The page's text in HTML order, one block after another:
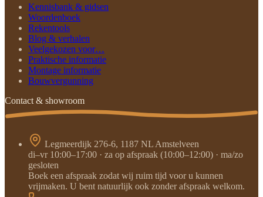
Kennisbank & gidsen
Woordenboek
Rekentools
Blog & verhalen
Veelgekozen voor…
Praktische informatie
Montage informatie
Bouwvergunning
Contact & showroom
Legmeerdijk 276-6, 1187 NL Amstelveen
di–vr 10:00–17:00 · za op afspraak (10:00–12:00) · ma/zo
gesloten
Boek een afspraak zodat wij ruim tijd voor u kunnen
vrijmaken. U bent natuurlijk ook zonder afspraak welkom.